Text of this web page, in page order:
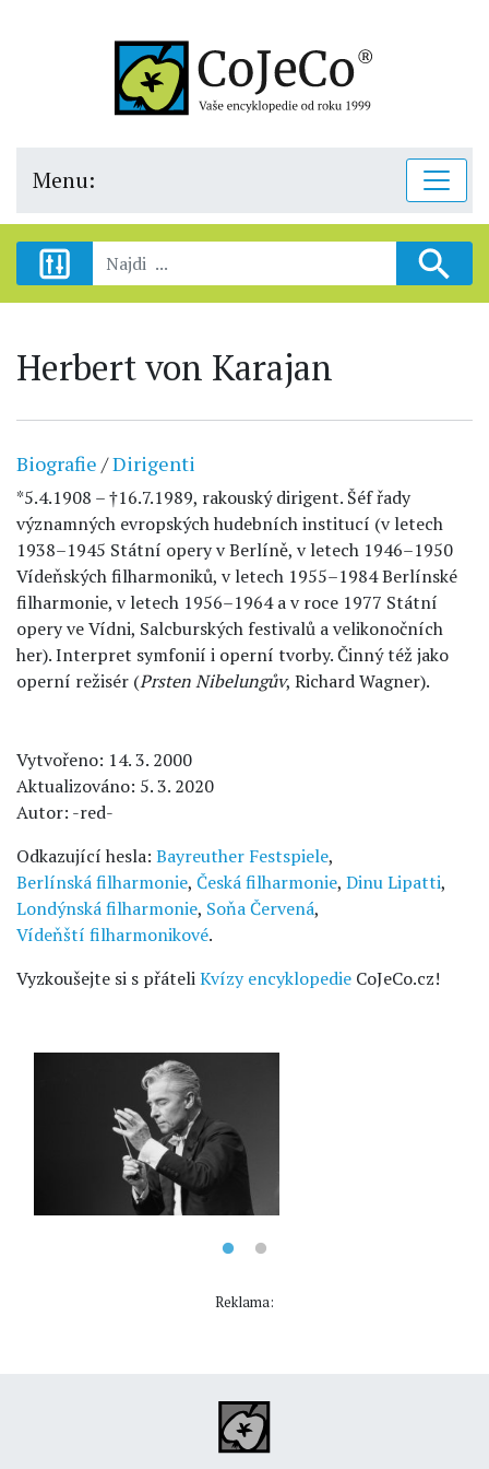
Menu:
Herbert von Karajan
Biografie /Dirigenti
*5.4.1908 – †16.7.1989, rakouský dirigent. Šéf řady
významných evropských hudebních institucí (v letech
1938–1945 Státní opery v Berlíně, v letech 1946–1950
Vídeňských filharmoniků, v letech 1955–1984 Berlínské
filharmonie, v letech 1956–1964 a v roce 1977 Státní
opery ve Vídni, Salcburských festivalů a velikonočních
her). Interpret symfonií i operní tvorby. Činný též jako
operní režisér (Prsten Nibelungův, Richard Wagner).
Vytvořeno: 14. 3. 2000
Aktualizováno: 5. 3. 2020
Autor: -red-
Odkazující hesla: Bayreuther Festspiele,
Berlínská filharmonie, Česká filharmonie, Dinu Lipatti,
Londýnská filharmonie, Soňa Červená,
Vídeňští filharmonikové.
Vyzkoušejte si s přáteliKvízy encyklopedie CoJeCo.cz!
Reklama: